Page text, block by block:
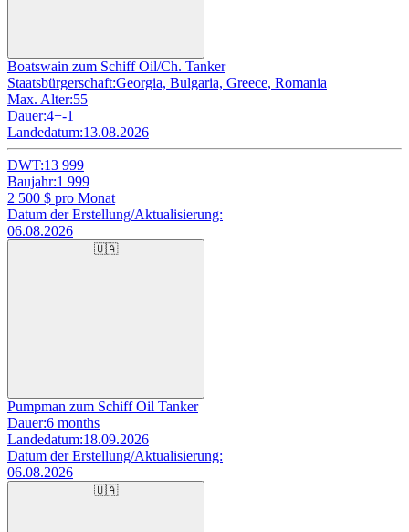
Boatswain zum Schiff Oil/Ch. Tanker
Staatsbürgerschaft:Georgia, Bulgaria, Greece, Romania
Max. Alter:55
Dauer:4+-1
Landedatum:13.08.2026
DWT:13 999
Baujahr:1 999
2 500 $ pro Monat
Datum der Erstellung/Aktualisierung:
06.08.2026
🇺🇦
Pumpman zum Schiff Oil Tanker
Dauer:6 months
Landedatum:18.09.2026
Datum der Erstellung/Aktualisierung:
06.08.2026
🇺🇦